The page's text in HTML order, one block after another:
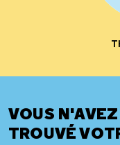
VOUS
TROUVÉ